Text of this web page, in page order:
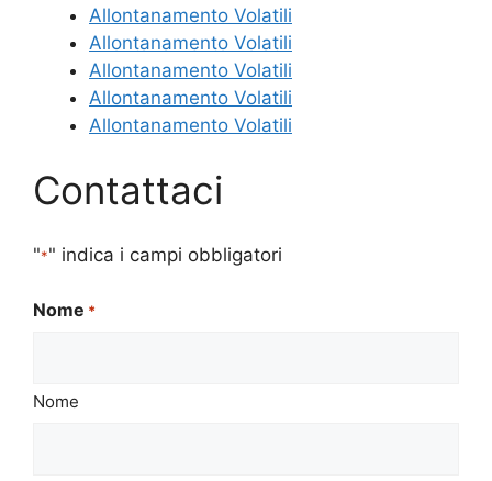
Allontanamento Volatili
Allontanamento Volatili
Allontanamento Volatili
Allontanamento Volatili
Allontanamento Volatili
Contattaci
"*" indica i campi obbligatori
Nome *
Nome